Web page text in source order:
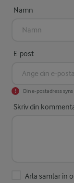
Namn
E-post
Din e-postadress
Skriv din
Arla samlar in